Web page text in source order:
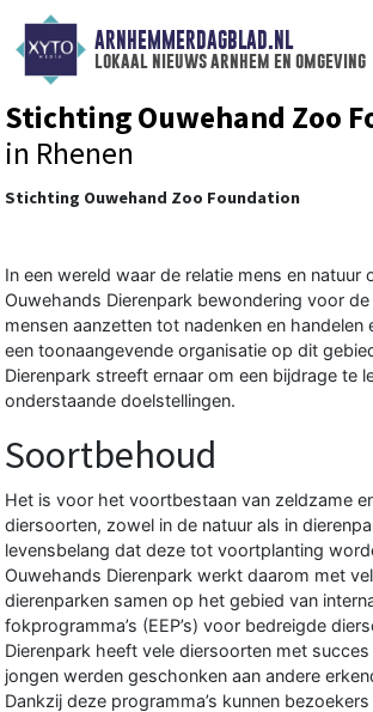
ARNHEMMERDAGBLAD.NL
lokaal nieuws arnhem en omgeving
Stichting Ouwehand Zoo
in Rhenen
Stichting Ouwehand Zoo Foundation
In een wereld waar de relatie mens en natuur
Ouwehands Dierenpark bewondering voor
mensen aanzetten tot nadenken en handelen
een toonaangevende organisatie op dit
Dierenpark streeft ernaar om een bijdrage te
onderstaande doelstellingen.
Soortbehoud
Het is voor het voortbestaan van zeldzame
diersoorten, zowel in de natuur als in
levensbelang dat deze tot voortplanting
Ouwehands Dierenpark werkt daarom met
dierenparken samen op het gebied van
fokprogramma’s (EEP’s) voor bedreigde
Dierenpark heeft vele diersoorten met
jongen werden geschonken aan andere
Dankzij deze programma’s kunnen